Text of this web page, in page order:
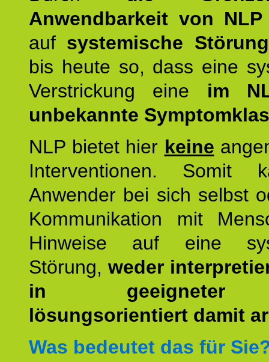
Anwendbarkeit von NLP
auf systemische
bis heute so, dass eine
Verstrickung eine im
unbekannte
NLP bietet hier keine
Interventionen. Somit
Anwender bei sich selbst
Kommunikation mit
Hinweise auf eine
Störung, weder
in geeigneter
lösungsorientiert damit
Was bedeutet das für